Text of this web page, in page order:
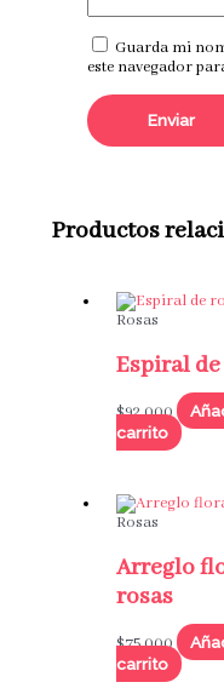
Guarda mi
este navegador
Productos
Rosas
Espiral
$92,000
carrito
Rosas
Arreglo
rosas
$75,000
carrito